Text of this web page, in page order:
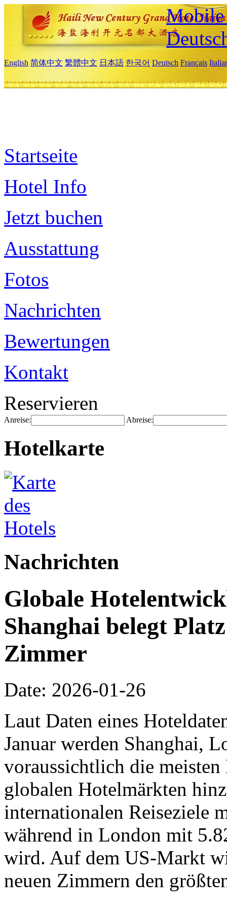
Mobile
English 简体中文 繁體中文 日本語 한국어 Deutsch Français
Startseite
Hotel Info
Jetzt buchen
Ausstattung
Fotos
Nachrichten
Bewertungen
Kontakt
Reservieren
Anreise: Abreise:
Hotelkarte
Nachrichten
Globale
Shanghai belegt
Zimmer
Date: 2026-01-26
Laut Daten eines
Januar werden Shanghai,
voraussichtlich die
globalen Hotelmärkten
internationalen Reiseziele
während in London mit
wird. Auf dem US-Markt
neuen Zimmern den